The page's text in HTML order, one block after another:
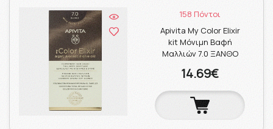
158 Πόντοι
Apivita My Color Elixir
kit Μόνιμη Βαφή
Μαλλιών 7.0 ΞΑΝΘΟ
14.69€